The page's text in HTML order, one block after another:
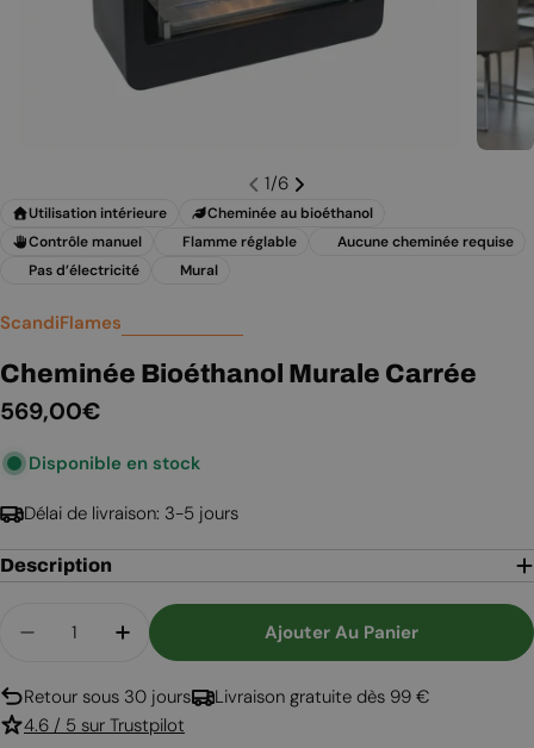
1/6
Utilisation intérieure
Cheminée au bioéthanol
Contrôle manuel
Flamme réglable
Aucune cheminée requise
Pas d’électricité
Mural
ScandiFlames
Cheminée Bioéthanol Murale Carrée
Prix
régulier
569,00€
Disponible en stock
Délai de livraison: 3-5 jours
Description
Diminuer La Quantité Pour Cheminée
Augmenter La Quantité Pour
Ajouter Au Panier
Retour sous 30 jours
Livraison gratuite dès 99 €
4.6 / 5 sur Trustpilot